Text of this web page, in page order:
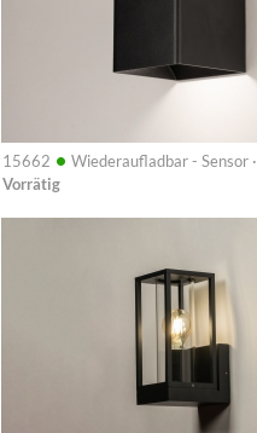
15662 • Wiederaufladbar - Sensor ·
Vorrätig
Info